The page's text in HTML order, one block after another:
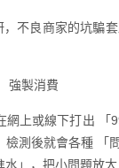
不良商家的坑騙
強製消費
網上或線下打出
測後就會各種
」，把小問題放